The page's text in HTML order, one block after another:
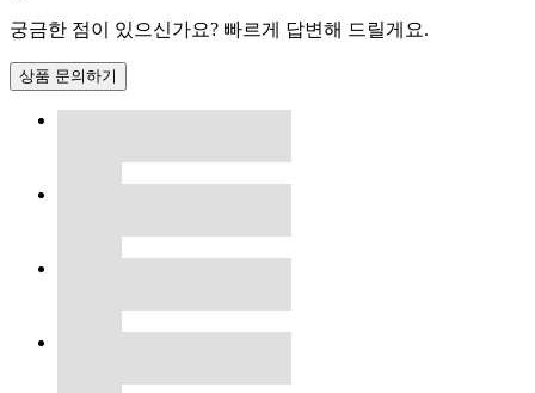
궁금한 점이 있으신가요? 빠르게 답변해 드릴게요.
상품 문의하기